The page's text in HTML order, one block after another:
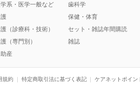
系・医学一般など
（診療科・技術）
（専門別）
産
歯科学
保健・体育
セット・雑誌年間購読
雑誌
規約 特定商取引法に基づく表記 ケアネットポイン